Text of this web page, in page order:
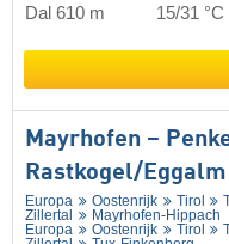
Dal 610 m
15/31 °C
Mayrhofen –
Rastkogel/​
Europa Oostenrijk Tirol
Zillertal
Mayrhofen-Hippach
Europa
Oostenrijk Tirol